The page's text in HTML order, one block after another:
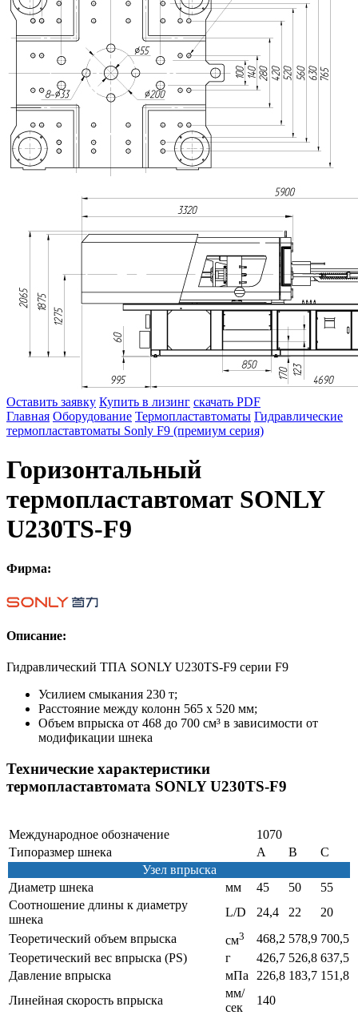
Оставить заявку Купить в лизинг скачать PDF
Главная Оборудование Термопластавтоматы Гидравлические
термопластавтоматы Sonly F9 (премиум серия)
Горизонтальный
термопластавтомат SONLY
U230TS-F9
Фирма:
Описание:
Гидравлический ТПА SONLY U230TS-F9 серии F9
Усилием смыкания 230 т;
Расстояние между колонн 565 х 520 мм;
Объем впрыска от 468 до 700 см³ в зависимости от
модификации шнека
Технические характеристики
термопластавтомата SONLY U230TS-F9
Международное обозначение
1070
Типоразмер шнека
A B
C
Узел впрыска
Диаметр шнека
мм 45 50
55
Соотношение длины к диаметру
шнека
L/D 24,4 22
20
Теоретический объем впрыска
см3 468,2 578,9 700,5
Теоретический вес впрыска (PS)
г 426,7 526,8 637,5
Давление впрыска
мПа 226,8 183,7 151,8
Линейная скорость впрыска
мм/
сек
140